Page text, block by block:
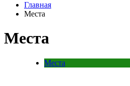
Главная
Места
Места
Места